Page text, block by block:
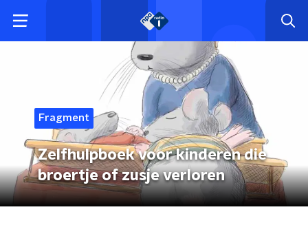
Fragment
Zelfhulpboek voor kinderen die
broertje of zusje verloren